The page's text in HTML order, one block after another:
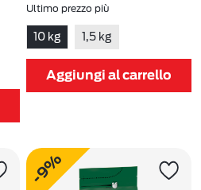
Ultimo prezzo più
basso: 52,50 €
10 kg 1,5 kg
Aggiungi al carrello
-9%